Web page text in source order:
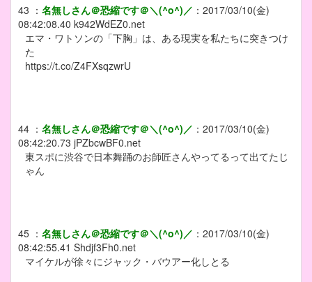
43 ： 名無しさん＠恐縮です＠＼(^o^)／ ： 2017/03/10(金)
08:42:08.40 k942WdEZ0.net
エマ・ワトソンの「下胸」は、ある現実を私たちに突きつけ
た
https://t.co/Z4FXsqzwrU
44 ： 名無しさん＠恐縮です＠＼(^o^)／ ： 2017/03/10(金)
08:42:20.73 jPZbcwBF0.net
東スポに渋谷で日本舞踊のお師匠さんやってるって出てたじ
ゃん
45 ： 名無しさん＠恐縮です＠＼(^o^)／ ： 2017/03/10(金)
08:42:55.41 Shdjf3Fh0.net
マイケルが徐々にジャック・バウアー化しとる